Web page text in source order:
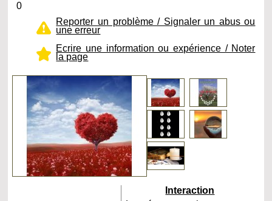
0
Reporter un problème / Signaler un abus ou
une erreur
Ecrire une information ou expérience / Noter
la page
Interaction